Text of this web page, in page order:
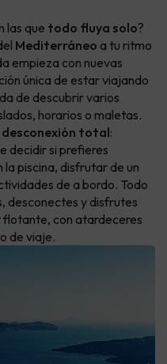
las que todo fluya solo?
Mediterráneo a tu ritmo
empieza con nuevas
única de estar viajando
de descubrir varios
horarios o maletas.
desconexión total:
decidir si prefieres
piscina, disfrutar de un
de a bordo. Todo
desconectes y disfrutes
flotante, con atardeceres
de viaje.